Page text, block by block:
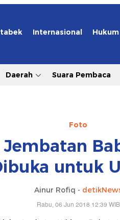
Internasional Hukum
Daerah Suara Pembaca
Foto
untuk
Ainur Rofiq -
Rabu, 06 Jun 2018 12:39 WIB